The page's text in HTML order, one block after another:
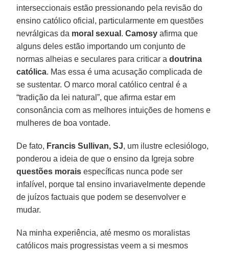
interseccionais estão pressionando pela revisão do
ensino católico oficial, particularmente em questões
nevrálgicas da moral sexual .Camosy afirma que
alguns deles estão importando um conjunto de
normas alheias e seculares para criticar adoutrina
católica. Mas essa é uma acusação complicada de
se sustentar. O marco moral católico central é a
“tradição da lei natural”, que afirma estar em
consonância com as melhores intuições de homens e
mulheres de boa vontade.
De fato, Francis Sullivan, SJ, um ilustre eclesiólogo,
ponderou a ideia de que o ensino da Igreja sobre
questões morais específicas nunca pode ser
infalível, porque tal ensino invariavelmente depende
de juízos factuais que podem se desenvolver e
mudar.
Na minha experiência, até mesmo os moralistas
católicos mais progressistas veem a si mesmos